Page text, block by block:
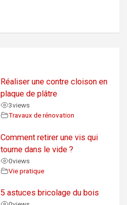
Réaliser une contre cloison en
plaque de plâtre
3views
Travaux de rénovation
Comment retirer une vis qui
tourne dans le vide ?
0views
Vie pratique
5 astuces bricolage du bois